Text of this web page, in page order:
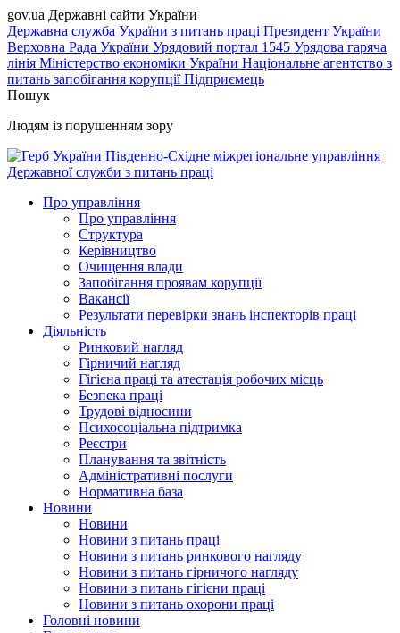
gov.ua Державні сайти України
Державна служба України з питань праці Президент України
Верховна Рада України Урядовий портал 1545 Урядова гаряча
лінія Міністерство економіки України Національне агентство з
питань запобігання корупціїПідприємець
Пошук
Людям із порушенням зору
Південно-Східне міжрегіональне управління
Державної служби з питань праці
Про управління
Про управління
Структура
Керівництво
Очищення влади
Запобігання проявам корупції
Вакансії
Результати перевірки знань інспекторів праці
Діяльність
Ринковий нагляд
Гірничий нагляд
Гігієна праці та атестація робочих місць
Безпека праці
Трудові відносини
Психосоціальна підтримка
Реєстри
Планування та звітність
Адміністративні послуги
Нормативна база
Новини
Новини
Новини з питань праці
Новини з питань ринкового нагляду
Новини з питань гірничого нагляду
Новини з питань гігієни праці
Новини з питань охорони праці
Головні новини